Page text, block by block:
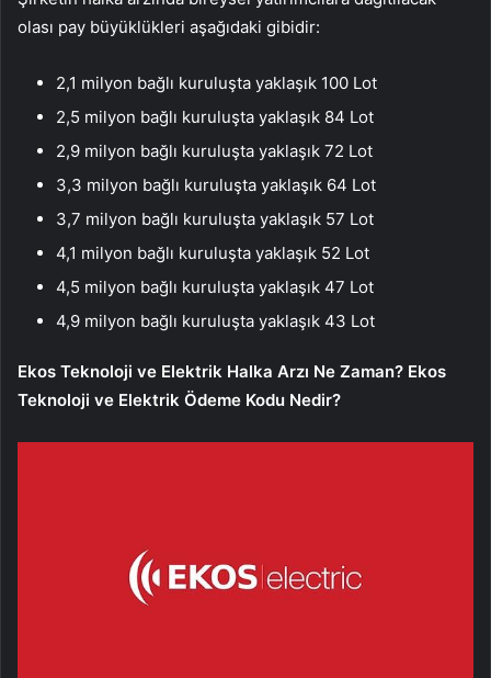
olası pay büyüklükleri aşağıdaki gibidir:
2,1 milyon bağlı kuruluşta yaklaşık 100 Lot
2,5 milyon bağlı kuruluşta yaklaşık 84 Lot
2,9 milyon bağlı kuruluşta yaklaşık 72 Lot
3,3 milyon bağlı kuruluşta yaklaşık 64 Lot
3,7 milyon bağlı kuruluşta yaklaşık 57 Lot
4,1 milyon bağlı kuruluşta yaklaşık 52 Lot
4,5 milyon bağlı kuruluşta yaklaşık 47 Lot
4,9 milyon bağlı kuruluşta yaklaşık 43 Lot
Ekos Teknoloji ve Elektrik Halka Arzı Ne Zaman? Ekos
Teknoloji ve Elektrik Ödeme Kodu Nedir?